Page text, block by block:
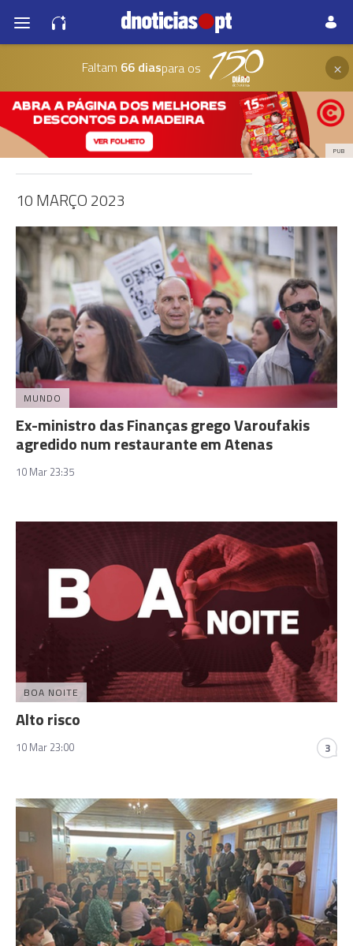
Faltam 66 diaspara os ×
PUB
10 MARÇO 2023
MUNDO
Ex-ministro das Finanças grego Varoufakis
agredido num restaurante em Atenas
10 Mar 23:35
BOA NOITE
Alto risco
10 Mar 23:00 3